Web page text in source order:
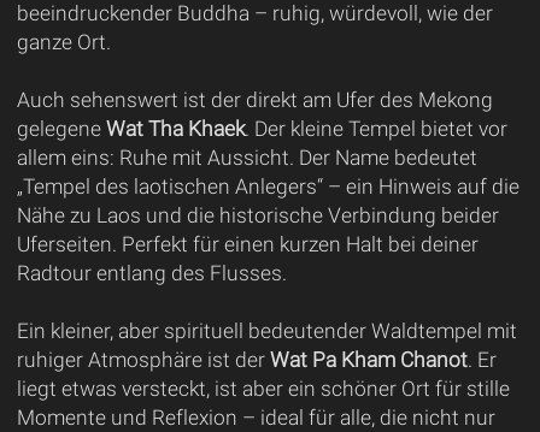
beeindruckender Buddha – ruhig, würdevoll, wie der
ganze Ort.
Auch sehenswert ist der direkt am Ufer des Mekong
gelegene Wat Tha Khaek. Der kleine Tempel bietet vor
allem eins: Ruhe mit Aussicht. Der Name bedeutet
„Tempel des laotischen Anlegers“ – ein Hinweis auf die
Nähe zu Laos und die historische Verbindung beider
Uferseiten. Perfekt für einen kurzen Halt bei deiner
Radtour entlang des Flusses.
Ein kleiner, aber spirituell bedeutender Waldtempel mit
ruhiger Atmosphäre ist der Wat Pa Kham Chanot. Er
liegt etwas versteckt, ist aber ein schöner Ort für stille
Momente und Reflexion – ideal für alle, die nicht nur